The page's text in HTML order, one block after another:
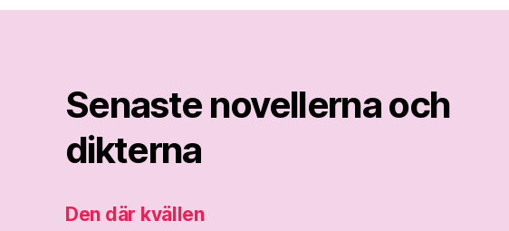
Senaste novellerna och
dikterna
Den där kvällen